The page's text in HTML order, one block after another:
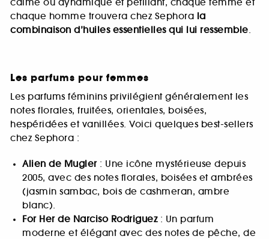
calme ou dynamique et pétillant, chaque femme et
chaque homme trouvera chez Sephora la
combinaison d’huiles essentielles qui lui ressemble.
Les parfums pour femmes
Les parfums féminins privilégient généralement les
notes florales, fruitées, orientales, boisées,
hespéridées et vanillées. Voici quelques best-sellers
chez Sephora :
Alien de Mugler: Une icône mystérieuse depuis
2005, avec des notes florales, boisées et ambrées
(jasmin sambac, bois de cashmeran, ambre
blanc).
For Her de Narciso Rodriguez: Un parfum
moderne et élégant avec des notes de pêche, de